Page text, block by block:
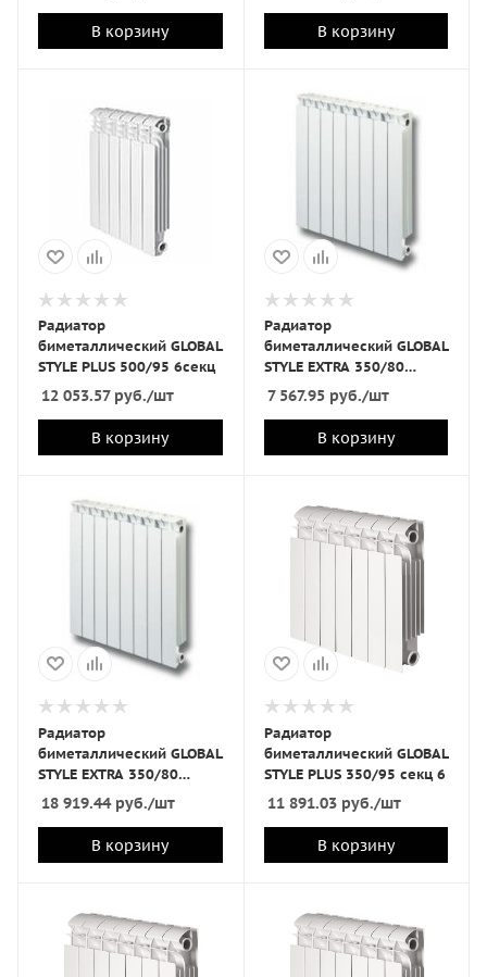
В корзину В корзину
Радиатор
биметаллический GLOBAL
STYLE PLUS 500/95 6секц
12 053.57руб./шт
В корзину
Радиатор
биметаллический GLOBAL
STYLE EXTRA 350/80
4секц
7 567.95руб./шт
В корзину
Радиатор
биметаллический GLOBAL
STYLE EXTRA 350/80
10секц
18 919.44руб./шт
В корзину
Радиатор
биметаллический GLOBAL
STYLE PLUS 350/95 секц 6
11 891.03руб./шт
В корзину